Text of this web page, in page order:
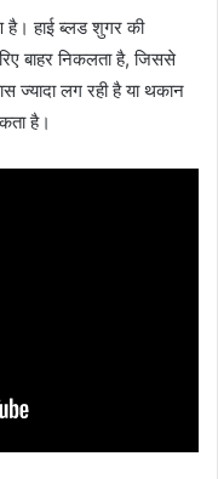
है। हाई ब्लड शुगर की
बाहर निकलता है, जिससे
ज्यादा लग रही है या थकान
है।